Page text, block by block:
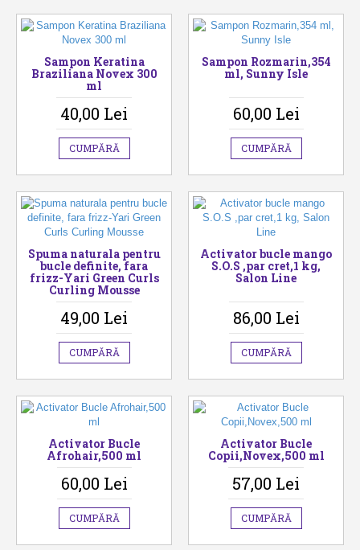
Sampon Keratina
Braziliana Novex 300
ml
40,00 Lei
CUMPĂRĂ
Sampon Rozmarin,354
ml, Sunny Isle
60,00 Lei
CUMPĂRĂ
Spuma naturala pentru
bucle definite, fara
frizz-Yari Green Curls
Curling Mousse
49,00 Lei
CUMPĂRĂ
Activator bucle mango
S.O.S ,par cret,1 kg,
Salon Line
86,00 Lei
CUMPĂRĂ
Activator Bucle
Afrohair,500 ml
60,00 Lei
CUMPĂRĂ
Activator Bucle
Copii,Novex,500 ml
57,00 Lei
CUMPĂRĂ